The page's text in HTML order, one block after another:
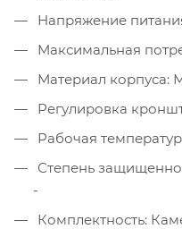
Напряжение
Максимальная
Материал корпуса:
Регулировка
Рабочая
Степень
-
Комплектность: